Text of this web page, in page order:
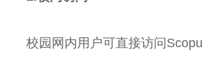
校园网内用户可直接访问